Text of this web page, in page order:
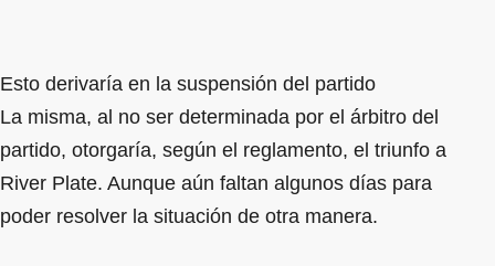
Esto derivaría en la suspensión del partido
La misma, al no ser determinada por el árbitro del
partido, otorgaría, según el reglamento, el triunfo a
River Plate. Aunque aún faltan algunos días para
poder resolver la situación de otra manera.